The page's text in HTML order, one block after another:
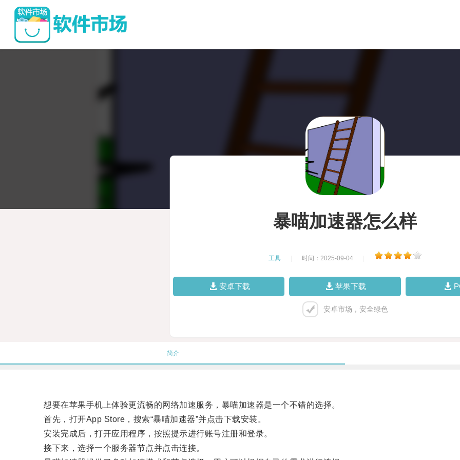
暴喵加速器怎么样
工具 时间：2025-09-04
安卓下载 苹果下载
安卓市场，安全绿色
简介
想要在苹果手机上体验更流畅的网络加速服务，暴喵加速器是一个不错的选择。
首先，打开App Store，搜索“暴喵加速器”并点击下载安装。
安装完成后，打开应用程序，按照提示进行账号注册和登录。
接下来，选择一个服务器节点并点击连接。